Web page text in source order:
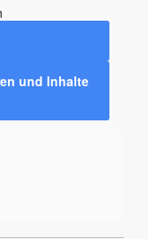
und Inhalte